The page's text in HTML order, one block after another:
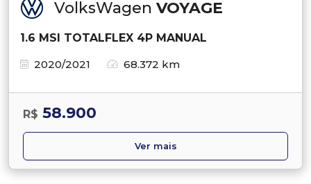
VolksWagen VOYAGE
1.6 MSI TOTALFLEX 4P MANUAL
2020/2021
68.372 km
R$ 58.900
Ver mais